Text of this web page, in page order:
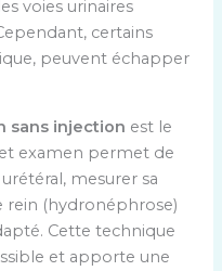
voies urinaires
certains
peuvent échapper
sans injection est le
examen permet de
mesurer sa
rein (hydronéphrose)
Cette technique
et apporte une